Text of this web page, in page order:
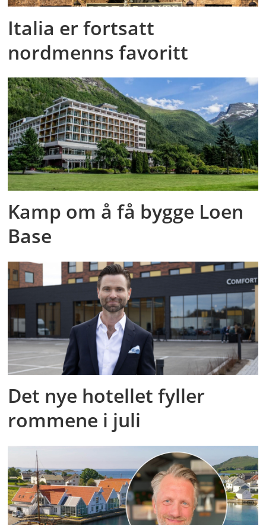
Italia er fortsatt
nordmenns favoritt
Kamp om å få bygge Loen
Base
Det nye hotellet fyller
rommene i juli